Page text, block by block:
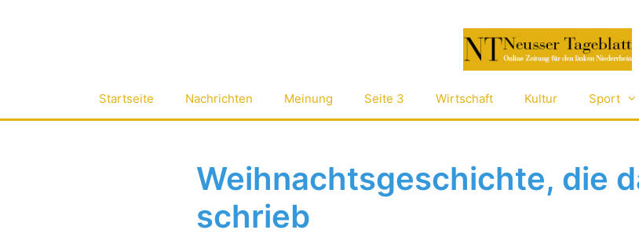
Startseite Nachrichten Meinung Seite 3 Wirtschaft Kultur Sport
Weihnachtsgeschichte, die
schrieb